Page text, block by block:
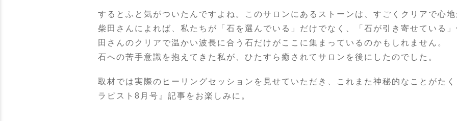
するとふと気がついたんですよね。このサロンにあるストーンは、すごくクリアで心
柴田さんによれば、私たちが「石を選んでいる」だけでなく、「石が引き寄せている
田さんのクリアで温かい波長に合う石だけがここに集まっているのかもしれません。
石への苦手意識を抱えてきた私が、ひたすら癒されてサロンを後にしたのでした。
取材では実際のヒーリングセッションを見せていただき、これまた神秘的なことがた
ラピスト8月号』記事をお楽しみに。